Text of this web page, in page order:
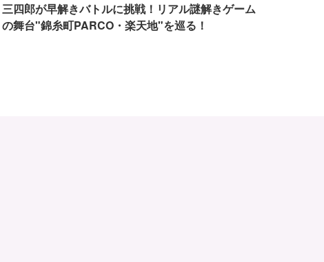
三四郎が早解きバトルに挑戦！リアル謎解きゲーム
の舞台"錦糸町PARCO・楽天地"を巡る！